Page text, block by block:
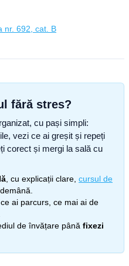
nr. 692, cat. B
fără stres?
cu pași simpli:
vezi ce ai greșit și repeți
corect și mergi la sală cu
, cu explicații clare, cursul de
ai parcurs, ce mai ai de
de învățare până fixezi